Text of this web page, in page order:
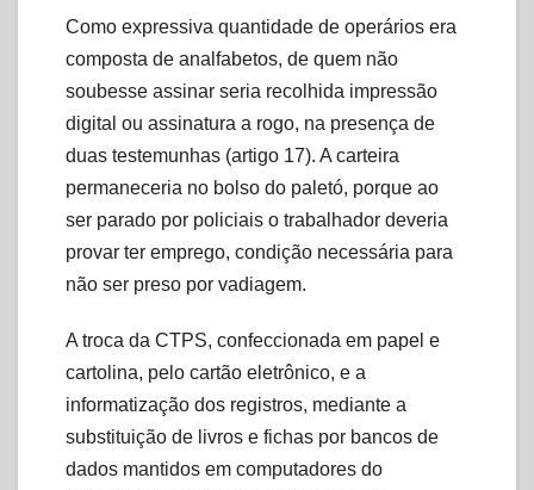
Como expressiva quantidade de operários era
composta de analfabetos, de quem não
soubesse assinar seria recolhida impressão
digital ou assinatura a rogo, na presença de
duas testemunhas (artigo 17). A carteira
permaneceria no bolso do paletó, porque ao
ser parado por policiais o trabalhador deveria
provar ter emprego, condição necessária para
não ser preso por vadiagem.
A troca da CTPS, confeccionada em papel e
cartolina, pelo cartão eletrônico, e a
informatização dos registros, mediante a
substituição de livros e fichas por bancos de
dados mantidos em computadores do